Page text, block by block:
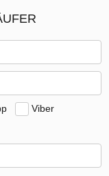
Viber